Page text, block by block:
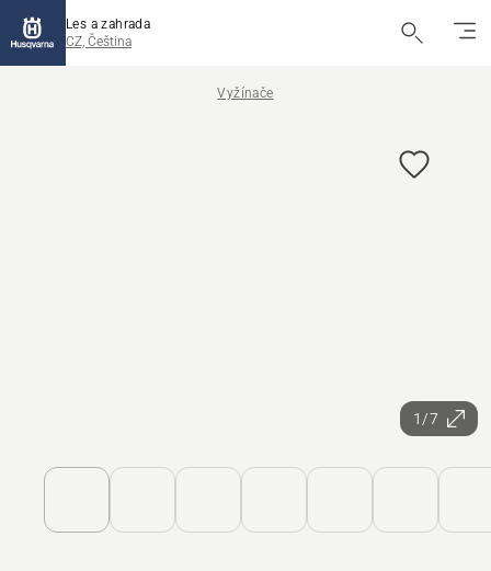
Les a zahrada
CZ, Čeština
Vyžínače
1/7